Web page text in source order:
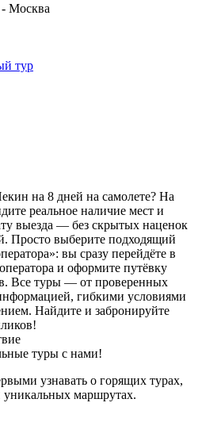
Москва
тур
на 8 дней на самолете? На
реальное наличие мест и
выезда — без скрытых наценок
Просто выберите подходящий
вы сразу перейдёте в
и оформите путёвку
Все туры — от проверенных
гибкими условиями
Найдите и забронируйте
туры с нами!
узнавать о горящих турах,
маршрутах.